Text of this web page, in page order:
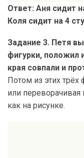
Ответ: Аня сидит
Коля сидит на 4
Задание 3. Петя
фигурки, положил
края совпали и
Потом из этих
или
как на рисунке.